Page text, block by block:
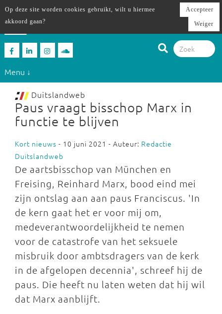
Menu ↓
Duitslandweb
Paus vraagt bisschop Marx in
functie te blijven
Kort nieuws - 10 juni 2021 - Auteur: Redactie
Duitslandweb
De aartsbisschop van München en
Freising, Reinhard Marx, bood eind mei
zijn ontslag aan aan paus Franciscus. 'In
de kern gaat het er voor mij om,
medeverantwoordelijkheid te nemen
voor de catastrofe van het seksuele
misbruik door ambtsdragers van de kerk
in de afgelopen decennia', schreef hij de
paus. Die heeft nu laten weten dat hij wil
dat Marx aanblijft.
Op deze site worden cookies gebruikt, wilt u hiermee
akkoord gaan?
Accepteer
Weiger